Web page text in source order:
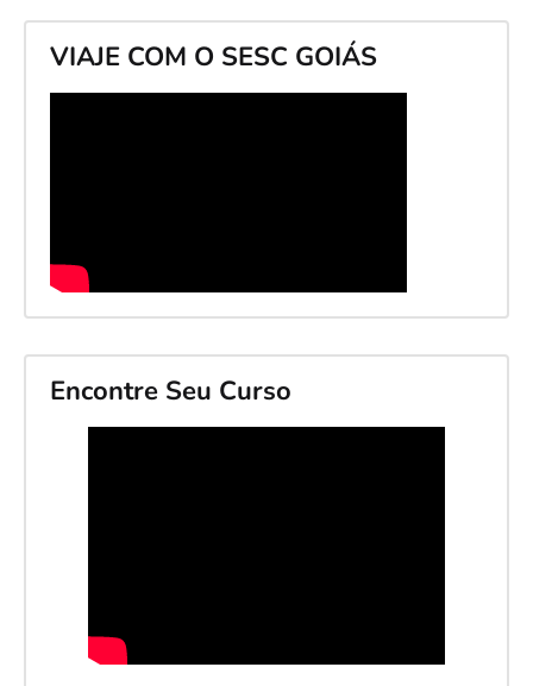
VIAJE COM O SESC GOIÁS
Encontre Seu Curso